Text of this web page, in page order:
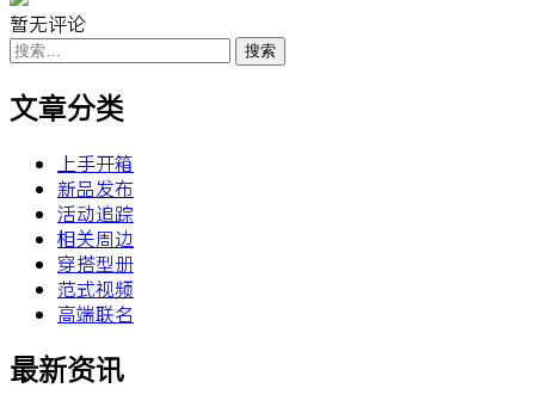
暂无评论
搜
索：
文章分类
上手开箱
新品发布
活动追踪
相关周边
穿搭型册
范式视频
高端联名
最新资讯